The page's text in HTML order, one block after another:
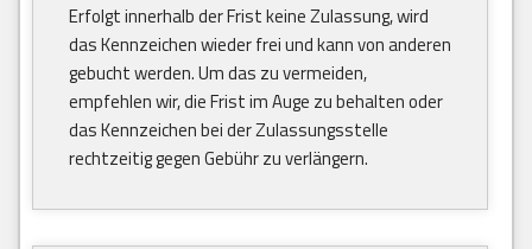
Erfolgt innerhalb der Frist keine Zulassung, wird
das Kennzeichen wieder frei und kann von anderen
gebucht werden. Um das zu vermeiden,
empfehlen wir, die Frist im Auge zu behalten oder
das Kennzeichen bei der Zulassungsstelle
rechtzeitig gegen Gebühr zu verlängern.